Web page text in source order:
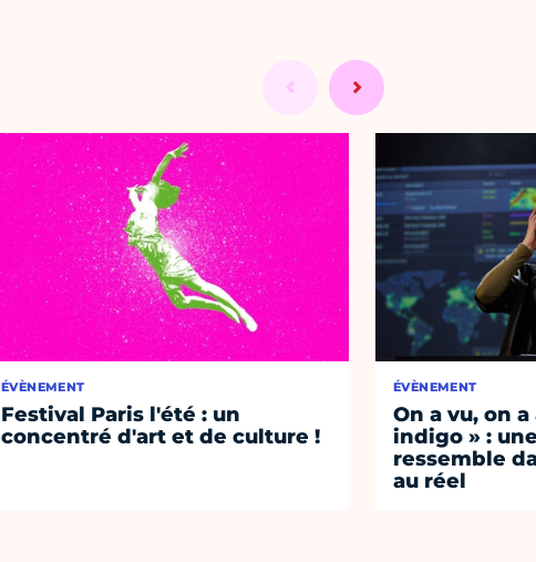
ÉVÈNEMENT
Festival Paris l'été : un
concentré d'art et de culture !
ÉVÈNEMENT
On a vu, on
indigo » :
ressemble
au réel